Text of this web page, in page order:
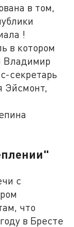
в том,
!
в котором
Владимир
секретарь
Эйсмонт,
с
что
в Бресте